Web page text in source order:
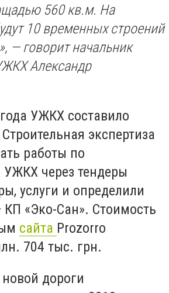
560 кв.м. На
10 временных строений
— говорит начальник
Александр
УЖКХ составило
экспертиза
работы по
УЖКХ через тендеры
услуги и определили
КП «Эко-Сан». Стоимость
сайта Prozorro
704 тыс. грн.
дороги